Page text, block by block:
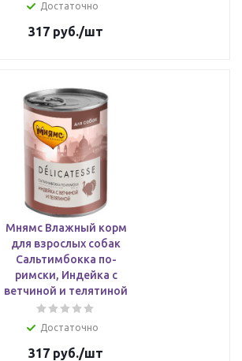
Достаточно
317 руб./шт
Мнямс Влажный корм
для взрослых собак
Сальтимбокка по-
римски, Индейка с
ветчиной и телятиной
Достаточно
317 руб./шт